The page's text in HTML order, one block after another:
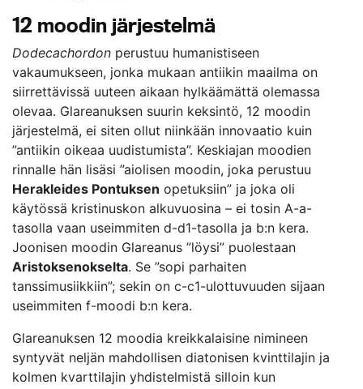
12 moodin järjestelmä
Dodecachordon perustuu humanistiseen
vakaumukseen, jonka mukaan antiikin maailma on
siirrettävissä uuteen aikaan hylkäämättä olemassa
olevaa. Glareanuksen suurin keksintö, 12 moodin
järjestelmä, ei siten ollut niinkään innovaatio kuin
”antiikin oikeaa uudistumista”. Keskiajan moodien
rinnalle hän lisäsi ”aiolisen moodin, joka perustuu
Herakleides Pontuksen opetuksiin” ja joka oli
käytössä kristinuskon alkuvuosina – ei tosin A-a-
tasolla vaan useimmiten d-d1-tasolla ja b:n kera.
Joonisen moodin Glareanus ”löysi” puolestaan
Aristoksenokselta. Se ”sopi parhaiten
tanssimusiikkiin”; sekin on c-c1-ulottuvuuden sijaan
useimmiten f-moodi b:n kera.
Glareanuksen 12 moodia kreikkalaisine nimineen
syntyvät neljän mahdollisen diatonisen kvinttilajin ja
kolmen kvarttilajin yhdistelmistä silloin kun